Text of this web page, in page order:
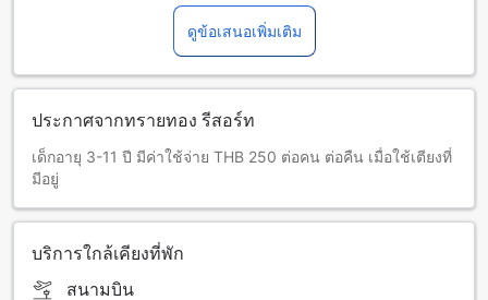
ดูข้อเสนอเพิ่มเติม
ประกาศจากทรายทอง รีสอร์ท
เด็กอายุ 3-11 ปี มีค่าใช้จ่าย THB 250 ต่อคน ต่อคืน เมื่อใช้เตียงที่
มีอยู่
บริการใกล้เคียงที่พัก
สนามบิน